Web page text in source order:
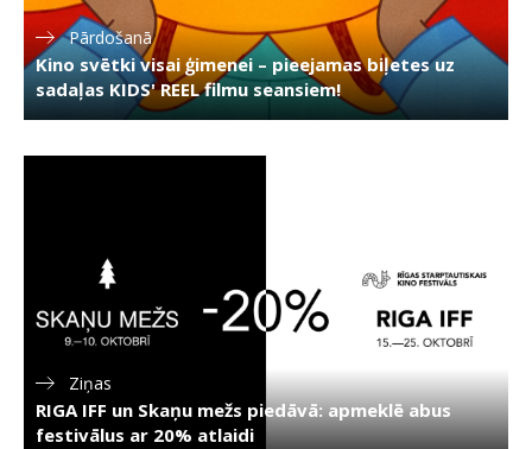
Pārdošanā
Kino svētki visai ģimenei – pieejamas biļetes uz
sadaļas KIDS' REEL filmu seansiem!
Ziņas
RIGA IFF un Skaņu mežs piedāvā: apmeklē abus
festivālus ar 20% atlaidi